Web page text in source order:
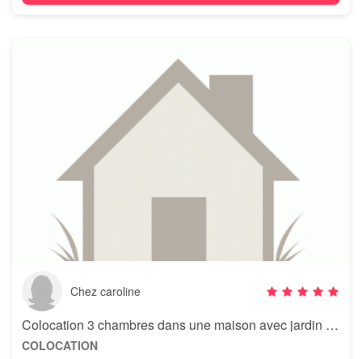
Chez caroline
Colocation 3 chambres dans une maison avec jardin et piscine
COLOCATION